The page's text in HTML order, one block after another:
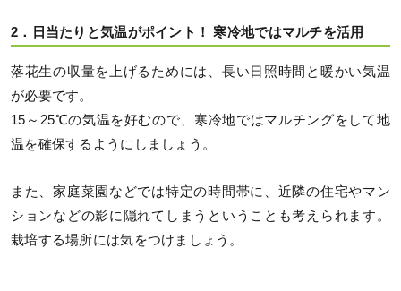
2．日当たりと気温がポイント！ 寒冷地ではマルチを活用
落花生の収量を上げるためには、長い日照時間と暖かい気温
が必要です。
15～25℃の気温を好むので、寒冷地ではマルチングをして地
温を確保するようにしましょう。
また、家庭菜園などでは特定の時間帯に、近隣の住宅やマン
ションなどの影に隠れてしまうということも考えられます。
栽培する場所には気をつけましょう。